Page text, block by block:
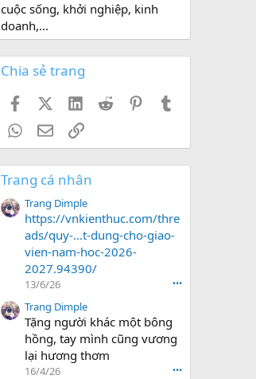
cuộc sống, khởi nghiệp, kinh
doanh,...
Chia sẻ trang
FacebookX (Twitter)
LinkedIn
Reddit Pinterest
WhatsApp
EmailLink
Trang cá nhân
Trang Dimple
https://vnkienthuc.com/thre
ads/quy-...t-dung-cho-giao-
vien-nam-hoc-2026-
2027.94390/
13/6/26 •••
Trang Dimple
Tặng người khác một bông
hồng, tay mình cũng vương
lại hương thơm
16/4/26 •••